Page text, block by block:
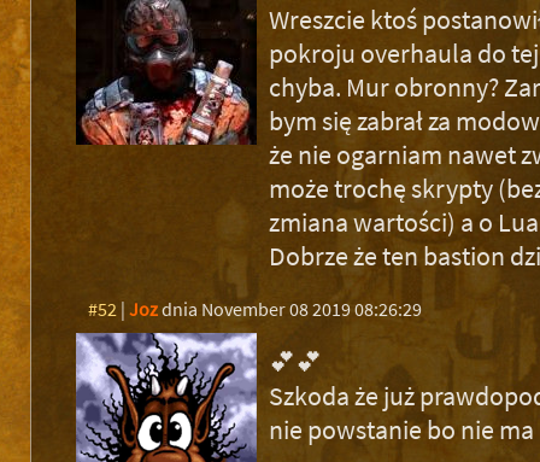
Wreszcie ktoś
pokroju overhaula do
chyba. Mur obronny?
bym się zabrał za
że nie ogarniam nawet
może trochę skrypty
zmiana wartości) a o
Dobrze że ten bastion
#52 | Jozdnia November 08 2019 08:26:29
💕💕
Szkoda że już
nie powstanie bo nie